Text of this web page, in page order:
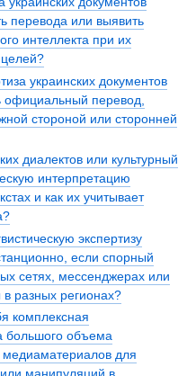
перевода или выявить
интеллекта при их
украинских документов
официальный перевод,
стороной или сторонней
диалектов или культурный
интерпретацию
и как их учитывает
экспертизу
если спорный
сетях, мессенджерах или
разных регионах?
комплексная
большого объема
медиаматериалов для